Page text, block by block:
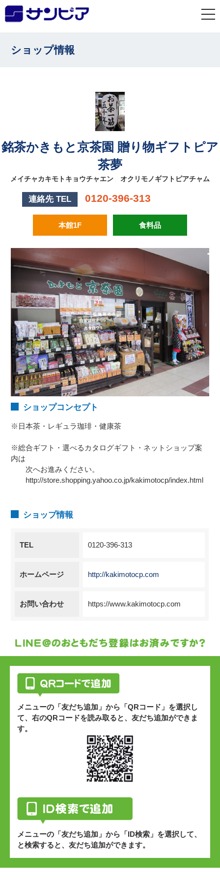
ショップ情報
銘茶かきもと京茶園 贈り物ギフトピア
茶夢
メイチャカキモトキョウチャエン オクリモノギフトピアチャム
連絡先 TEL 0120-396-313
本館1F 食料品
ショップコンセプト
※日本茶・レギュラ珈琲・健康茶
※総合ギフト・選べるカタログギフト・ネットショップ案
内は
次へお進みください。
http://store.shopping.yahoo.co.jp/kakimotocp/index.html
ショップ情報
TEL 0120-396-313
ホームページ http://kakimotocp.com
お問い合わせ https://www.kakimotocp.com
メニューの「友だち追加」から「QRコード」を選択し
て、右のQRコードを読み取ると、友だち追加ができま
す。
メニューの「友だち追加」から「ID検索」を選択して、
と検索すると、友だち追加ができます。